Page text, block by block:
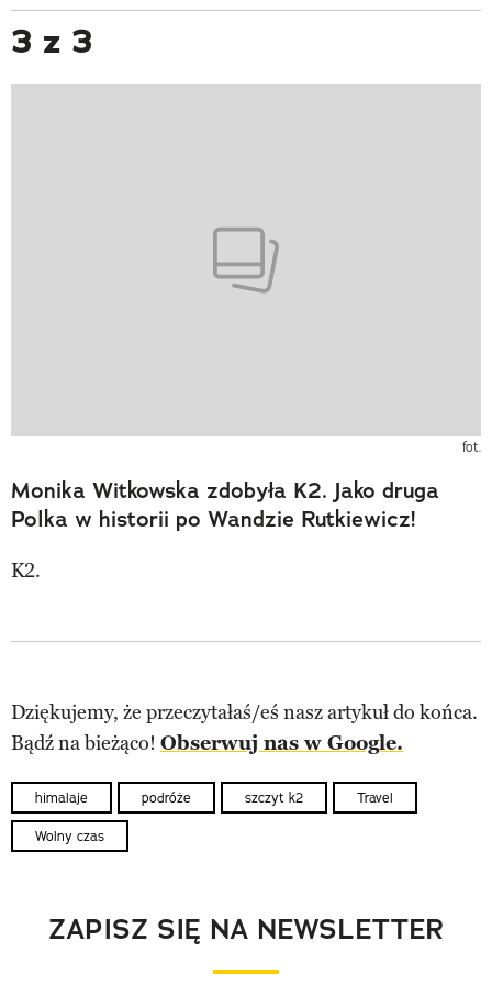
3 z 3
fot.
Monika Witkowska zdobyła K2. Jako druga
Polka w historii po Wandzie Rutkiewicz!
K2.
Dziękujemy, że przeczytałaś/eś nasz artykuł do końca.
Bądź na bieżąco! Obserwuj nas w Google.
himalaje podróże szczyt k2 Travel
Wolny czas
ZAPISZ SIĘ NA NEWSLETTER